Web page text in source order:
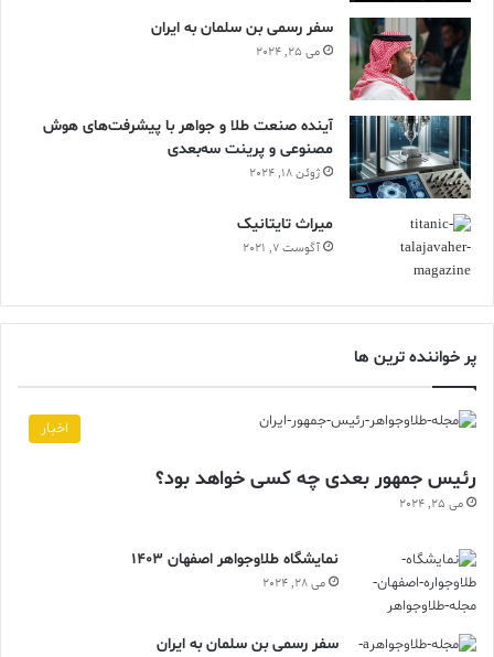
سفر رسمی بن سلمان به ایران
می 25, 2024
آینده صنعت طلا و جواهر با پیشرفت‌های هوش
مصنوعی و پرینت سه‌بعدی
ژوئن 18, 2024
ميراث تايتانيک
آگوست 7, 2021
پر خواننده ترین ها
اخبار
رئیس جمهور بعدی چه کسی خواهد بود؟
می 25, 2024
نمایشگاه طلاوجواهر اصفهان 1403
می 28, 2024
سفر رسمی بن سلمان به ایران